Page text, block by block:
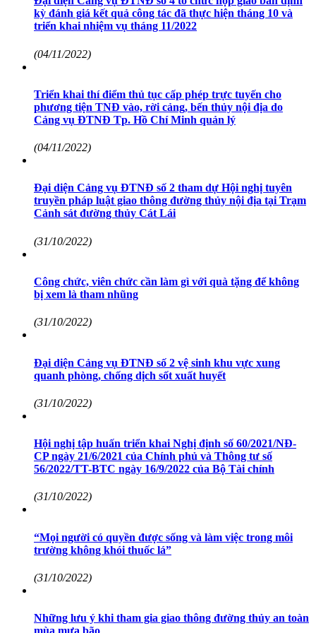
kỳ đánh giá kết quả công tác đã thực hiện tháng 10 và
triển khai nhiệm vụ tháng 11/2022
(04/11/2022)
Triển khai thí điểm thủ tục cấp phép trực tuyến cho
phương tiện TNĐ vào, rời cảng, bến thủy nội địa do
Cảng vụ ĐTNĐ Tp. Hồ Chí Minh quản lý
(04/11/2022)
Đại diện Cảng vụ ĐTNĐ số 2 tham dự Hội nghị tuyên
truyền pháp luật giao thông đường thủy nội địa tại Trạm
Cảnh sát đường thủy Cát Lái
(31/10/2022)
Công chức, viên chức cần làm gì với quà tặng để không
bị xem là tham nhũng
(31/10/2022)
Đại diện Cảng vụ ĐTNĐ số 2 vệ sinh khu vực xung
quanh phòng, chống dịch sốt xuất huyết
(31/10/2022)
Hội nghị tập huấn triển khai Nghị định số 60/2021/NĐ-
CP ngày 21/6/2021 của Chính phủ và Thông tư số
56/2022/TT-BTC ngày 16/9/2022 của Bộ Tài chính
(31/10/2022)
“Mọi người có quyền được sống và làm việc trong môi
trường không khói thuốc lá”
(31/10/2022)
Những lưu ý khi tham gia giao thông đường thủy an toàn